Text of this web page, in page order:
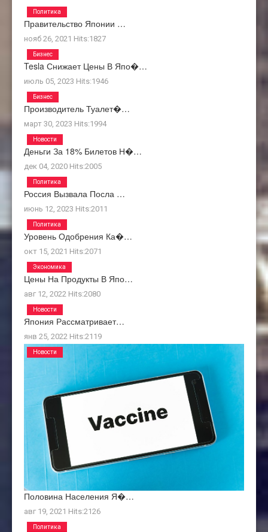
Правительство Японии …
нояб 26, 2021 Hits:1827
Политика
Tesla Снижает Цены В Япо�…
июль 05, 2023 Hits:1946
Бизнес
Производитель Туалет�…
март 30, 2023 Hits:1994
Бизнес
Деньги За 18% Билетов Н�…
дек 04, 2020 Hits:2005
Новости
Россия Вызвала Посла …
июнь 12, 2023 Hits:2011
Политика
Уровень Одобрения Ка�…
окт 15, 2021 Hits:2071
Политика
Цены На Продукты В Япо…
авг 12, 2022 Hits:2080
Экономика
Япония Рассматривает…
янв 25, 2022 Hits:2119
Новости
Половина Населения Я�…
авг 19, 2021 Hits:2126
Новости
Политика